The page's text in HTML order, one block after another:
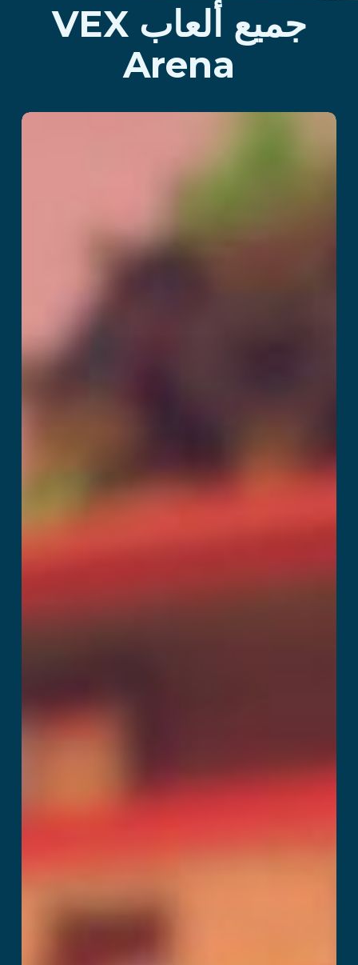
جميع ألعاب VEX
Arena
Cyberclash